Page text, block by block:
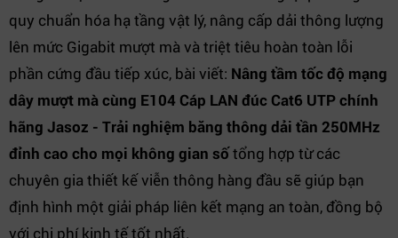
quy chuẩn hóa hạ tầng vật lý, nâng cấp dải thông lượng
lên mức Gigabit mượt mà và triệt tiêu hoàn toàn lỗi
phần cứng đầu tiếp xúc, bài viết: Nâng tầm tốc độ mạng
dây mượt mà cùng E104 Cáp LAN đúc Cat6 UTP chính
hãng Jasoz - Trải nghiệm băng thông dải tần 250MHz
đỉnh cao cho mọi không gian sốtổng hợp từ các
chuyên gia thiết kế viễn thông hàng đầu sẽ giúp bạn
định hình một giải pháp liên kết mạng an toàn, đồng bộ
với chi phí kinh tế tốt nhất.